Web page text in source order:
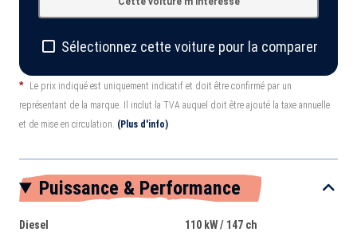
Sélectionnez cette voiture pour la comparer
*
Le prix indiqué est uniquement indicatif et doit être confirmé par un
représentant de la marque. Il inclut la TVA auquel doit être ajouté la taxe annuelle
et de mise en circulation. (Plus d'info)
Puissance & Performance
Diesel 110 kW / 147 ch